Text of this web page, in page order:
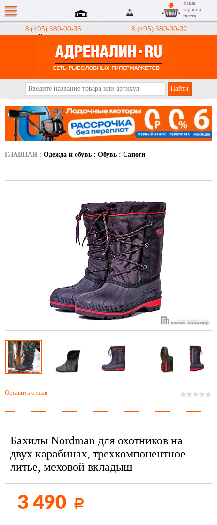
8 (495) 380-00-33
Интернет-магазин
8 (495) 380-00-32
Гипермаркеты
Ваша
корзина
пуста
ГЛАВНАЯ : Одежда и обувь : Обувь : Сапоги
Бахилы Nordman для охотников на
двух карабинах, трехкомпонентное
литье, меховой вкладыш
3 490 Р
Оставить отзыв